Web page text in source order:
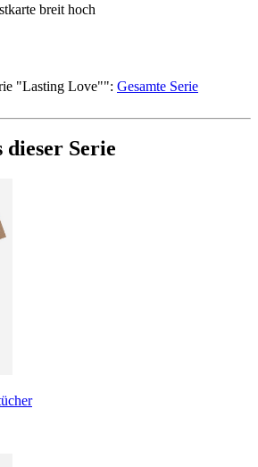
breit hoch
"Lasting Love"": Gesamte Serie
dieser Serie